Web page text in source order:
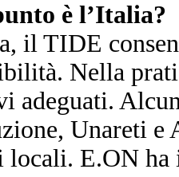
è l’Italia?
il TIDE
Nella
adeguati.
Unareti e
locali. E.ON ha